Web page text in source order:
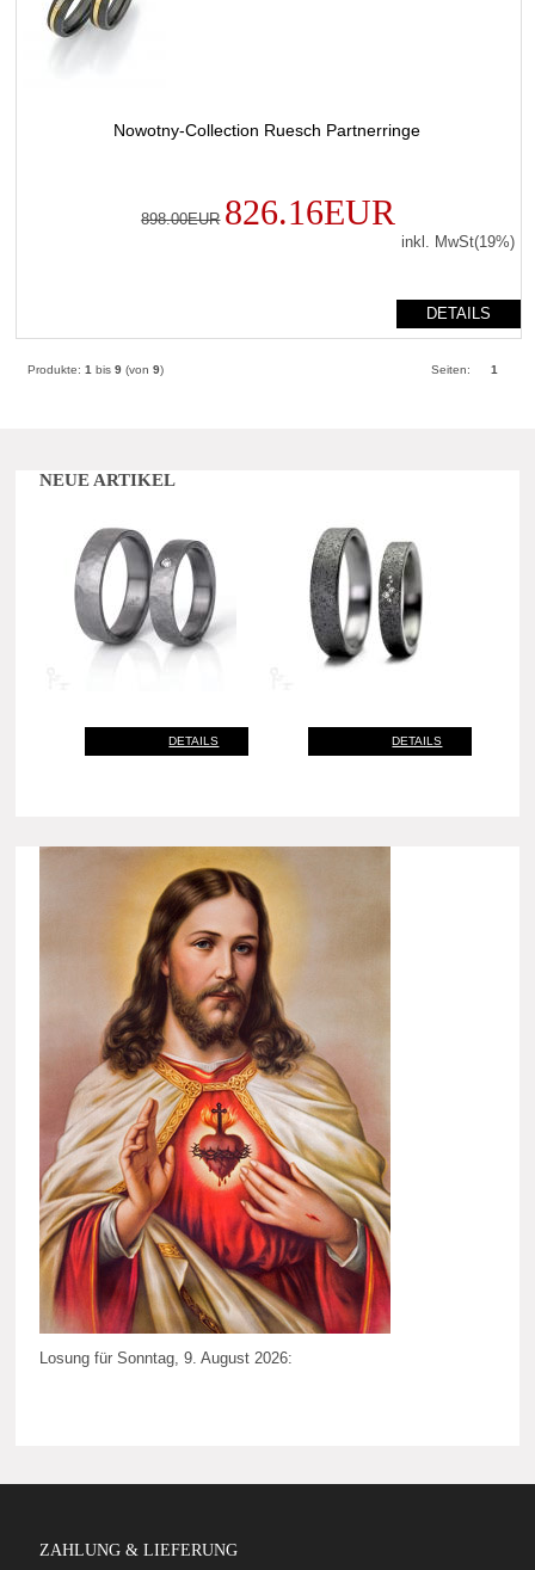
Nowotny-Collection Ruesch Partnerringe
898.00EUR 826.16EUR
inkl. MwSt(19%)
DETAILS
Produkte:1 bis9 (von9) Seiten: 1
NEUE ARTIKEL
DETAILS DETAILS
Losung für Sonntag, 9. August 2026:
ZAHLUNG & LIEFERUNG